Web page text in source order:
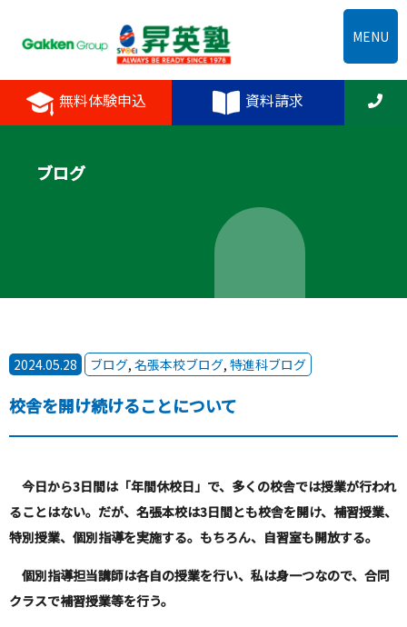
無料体験申込 資料請求
MENU
ブログ
2024.05.28 ブログ, 名張本校ブログ, 特進科ブログ
校舎を開け続けることについて
今日から3日間は「年間休校日」で、多くの校舎では授業が行われ
ることはない。だが、名張本校は3日間とも校舎を開け、補習授業、
特別授業、個別指導を実施する。もちろん、自習室も開放する。
個別指導担当講師は各自の授業を行い、私は身一つなので、合同
クラスで補習授業等を行う。